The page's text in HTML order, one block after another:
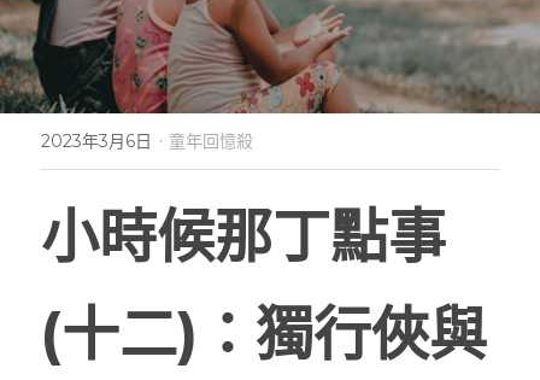
作品集
行銷力
展覽行銷大補帖
行銷即戰力
行銷忙甚麼
網站架設
筆記
閱讀筆記
軟體筆記
學習筆記
自媒體
生活
小時候的丁點事
所見所聞
下載
搜索
2023年3月6日 · 童年回憶殺
小時候那丁點事
(十二)：獨行俠與